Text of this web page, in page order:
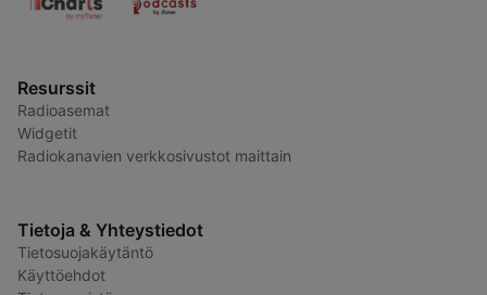
Resurssit
Radioasemat
Widgetit
Radiokanavien verkkosivustot maittain
Tietoja & Yhteystiedot
Tietosuojakäytäntö
Käyttöehdot